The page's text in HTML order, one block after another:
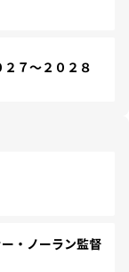
７～２０２８
・ノーラン監督